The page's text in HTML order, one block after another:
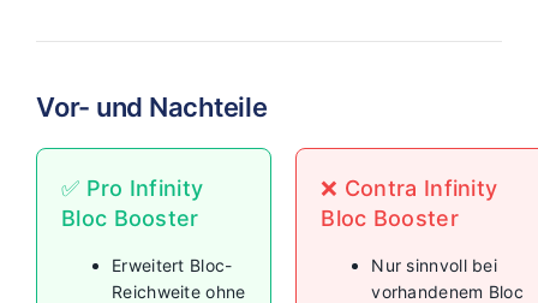
Vor- und Nachteile
✅ Pro Infinity
Bloc Booster
Erweitert Bloc-
Reichweite ohne
❌ Contra Infinity
Bloc Booster
Nur sinnvoll bei
vorhandenem Bloc